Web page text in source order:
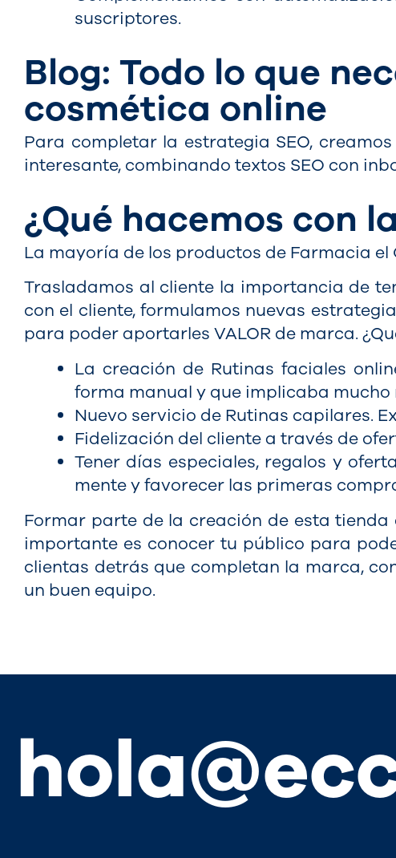
suscriptores.
Blog: Todo lo que
cosmética online
Para completar la estrategia SEO,
interesante, combinando textos SEO con
¿Qué hacemos con
La mayoría de los productos de Farmacia
Trasladamos al cliente la importancia de
con el cliente, formulamos nuevas
para poder aportarles VALOR de marca.
La creación de Rutinas faciales
forma manual y que implicaba
Nuevo servicio de Rutinas capilares.
Fidelización del cliente a través de
Tener días especiales, regalos y
mente y favorecer las primeras
Formar parte de la creación de esta
importante es conocer tu público para
clientas detrás que completan la marca,
un buen equipo.